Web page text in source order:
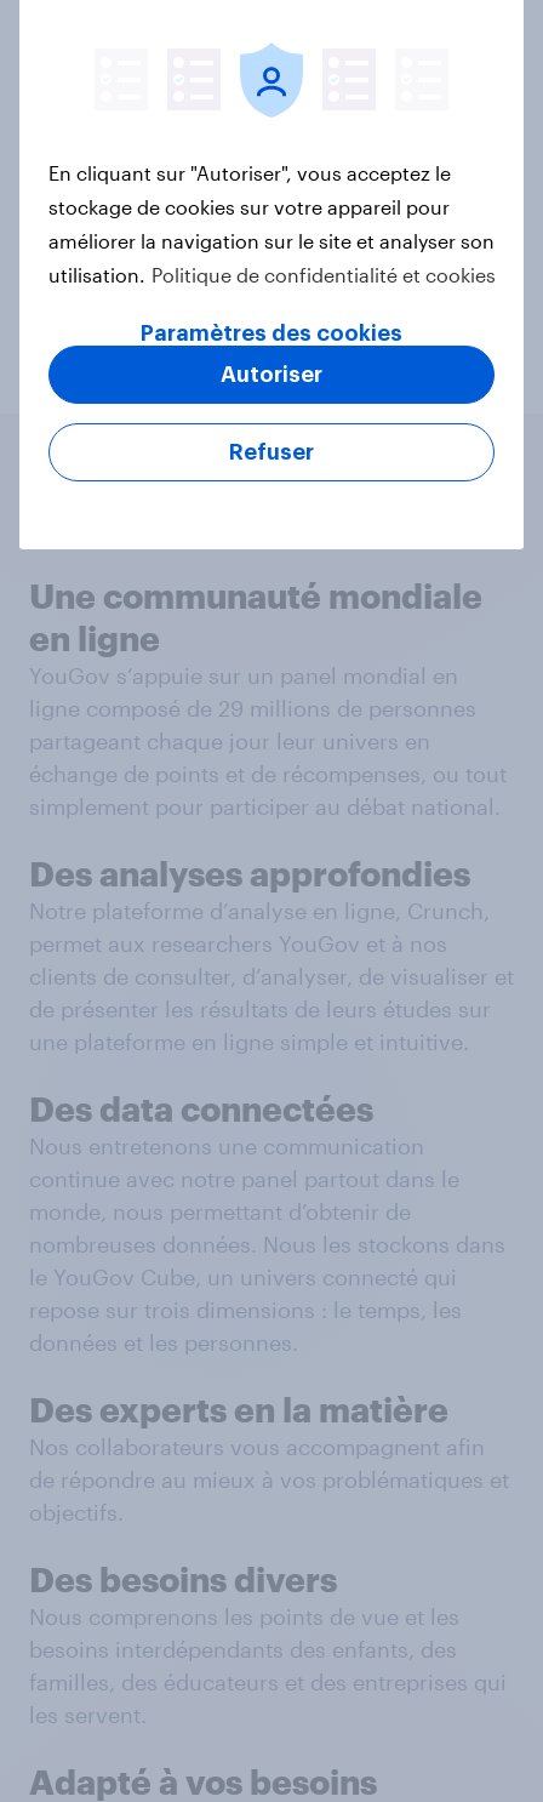
Nous disposons à la fois de l’expertise en matière de
recherche et de l’expérience du secteur pour
gamme complète de méthodologies de
Nos outils permettent aux entreprises de mieux
comprendre leurs clients et leurs marchés cibles.
Nous travaillons en partenariat avec nos clients pour
leur fournir des informations exploitables.
En savoir plus
Une communauté mondiale
en ligne
YouGov s’appuie sur un panel mondial en
ligne composé de 29 millions de personnes
partageant chaque jour leur univers en
échange de points et de récompenses, ou tout
simplement pour participer au débat national.
Des analyses approfondies
Notre plateforme d’analyse en ligne, Crunch,
permet aux researchers YouGov et à nos
clients de consulter, d’analyser, de visualiser et
de présenter les résultats de leurs études sur
une plateforme en ligne simple et intuitive.
Des data connectées
Nous entretenons une communication
continue avec notre panel partout dans le
monde, nous permettant d’obtenir de
nombreuses données. Nous les stockons dans
le YouGov Cube, un univers connecté qui
repose sur trois dimensions : le temps, les
données et les personnes.
Des experts en la matière
Nos collaborateurs vous accompagnent afin
de répondre au mieux à vos problématiques et
objectifs.
Des besoins divers
Nous comprenons les points de vue et les
besoins interdépendants des enfants, des
familles, des éducateurs et des entreprises qui
les servent.
Adapté à vos besoins
En cliquant sur "Autoriser", vous acceptez le
stockage de cookies sur votre appareil pour
améliorer la navigation sur le site et analyser son
utilisation. Politique de confidentialité et cookies
Paramètres des cookies
Refuser
Autoriser